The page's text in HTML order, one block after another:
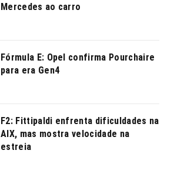
Mercedes ao carro
Fórmula E: Opel confirma Pourchaire
para era Gen4
F2: Fittipaldi enfrenta dificuldades na
AIX, mas mostra velocidade na
estreia